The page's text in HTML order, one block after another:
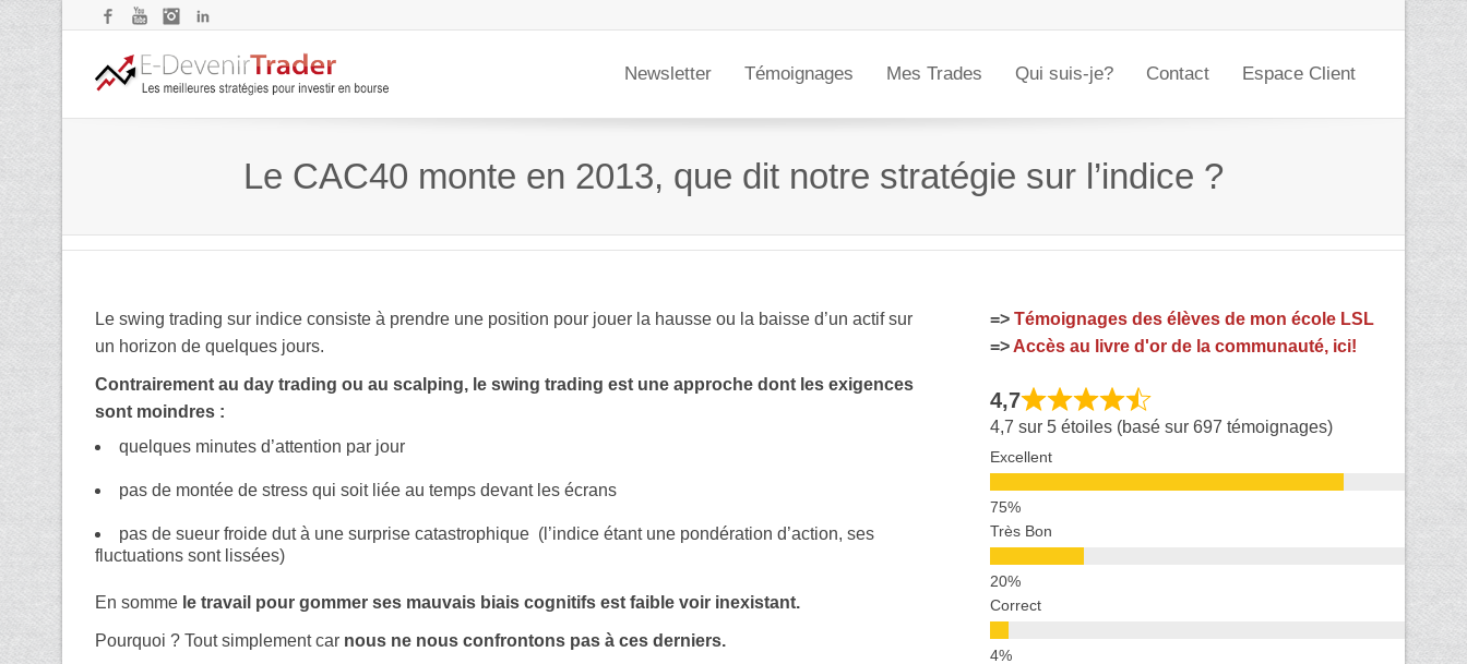
FacebookYouTubeInstagram
Newsletter Témoignages Mes Trades Qui suis-je? Contact Espace Client
Le CAC40 monte en 2013, que dit notre stratégie sur l’indice ?
Le swing trading sur indice consiste à prendre une position pour jouer la hausse ou la baisse d’un actif sur
un horizon de quelques jours.
Contrairement au day trading ou au scalping, le swing trading est une approche dont les exigences
sont moindres :
quelques minutes d’attention par jour
pas de montée de stress qui soit liée au temps devant les écrans
pas de sueur froide dut à une surprise catastrophique (l’indice étant une pondération d’action, ses
fluctuations sont lissées)
En somme le travail pour gommer ses mauvais biais cognitifs est faible voir inexistant.
Pourquoi ? Tout simplement car nous ne nous confrontons pas à ces derniers.
=> Témoignages des élèves de mon école LSL
=> Accès au livre d'or de la communauté, ici!
4,7
4,7 sur 5 étoiles (basé sur 697 témoignages)
Excellent
Très Bon
Correct